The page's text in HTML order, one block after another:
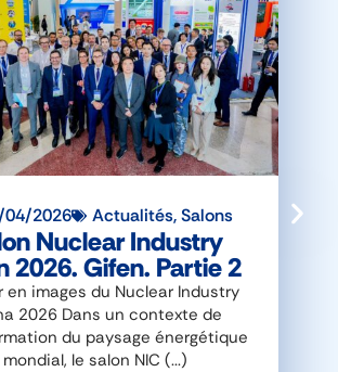
04/2026 Actualités,Salons
Nuclear Industry
2026. Gifen. Partie 2
en images du Nuclear Industry
2026 Dans un contexte de
du paysage énergétique
mondial, le salon NIC (...)